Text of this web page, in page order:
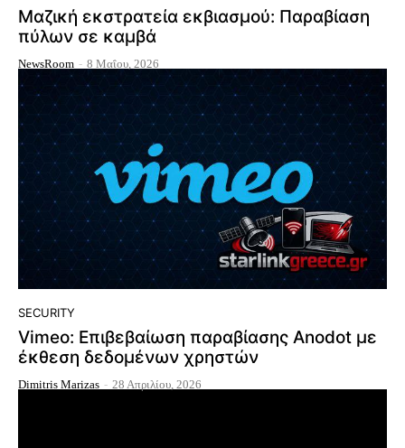
Μαζική εκστρατεία εκβιασμού: Παραβίαση
πύλων σε καμβά
NewsRoom - 8 Μαΐου, 2026
SECURITY
Vimeo: Επιβεβαίωση παραβίασης Anodot με
έκθεση δεδομένων χρηστών
Dimitris Marizas - 28 Απριλίου, 2026